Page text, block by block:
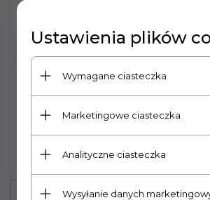
ZAKRĘTKI FI 28/18
CZARNE - KARTON 4800
W zestawie: 4800 szt.
Cena za sztukę: 0.20 PLN
Ustawienia plików
Wymagane ciasteczka
Marketingowe ciasteczka
Analityczne ciasteczka
Wysyłanie danych